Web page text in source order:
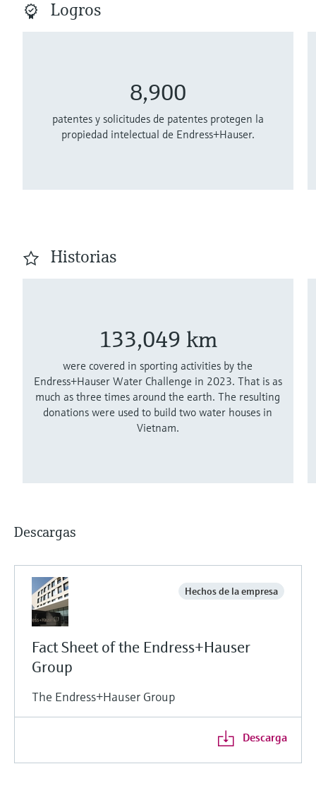
Logros
8,900
patentes y solicitudes de patentes protegen la
propiedad intelectual de Endress+Hauser.
Historias
133,049 km
were covered in sporting activities by the
Endress+Hauser Water Challenge in 2023. That is as
much as three times around the earth. The resulting
donations were used to build two water houses in
Vietnam.
Descargas
Hechos de la empresa
Fact Sheet of the Endress+Hauser
Group
The Endress+Hauser Group
Descarga